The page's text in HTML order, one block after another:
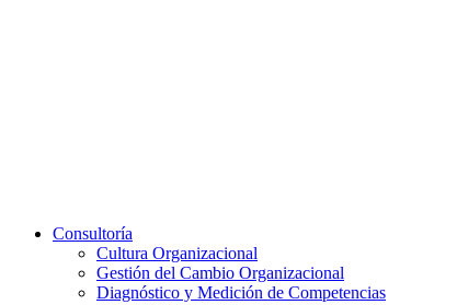
Consultoría
Cultura Organizacional
Gestión del Cambio Organizacional
Diagnóstico y Medición de Competencias